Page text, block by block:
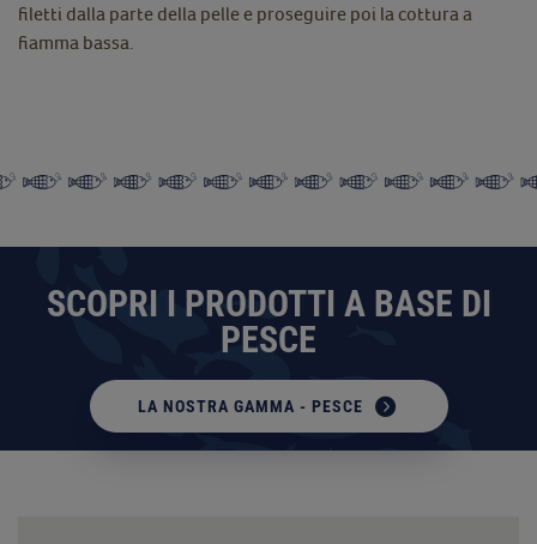
filetti dalla parte della pelle e proseguire poi la cottura a
fiamma bassa.
SCOPRI I PRODOTTI A BASE DI
PESCE
LA NOSTRA GAMMA - PESCE